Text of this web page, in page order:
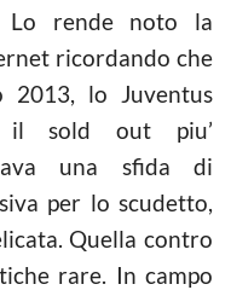
Lo rende noto la
ricordando che
2013, lo Juventus
il sold out piu’
una sfida di
per lo scudetto,
Quella contro
rare. In campo